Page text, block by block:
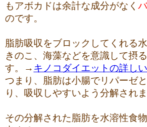
もアボカドは余計な成分がなく
のです。
脂肪吸収をブロックしてくれる
きのこ、海藻などを意識して摂
す。→ キノコダイエットの詳し
つまり、脂肪は小腸でリパーゼ
り、吸収しやすいよう分解されま
その分解された脂肪を水溶性食